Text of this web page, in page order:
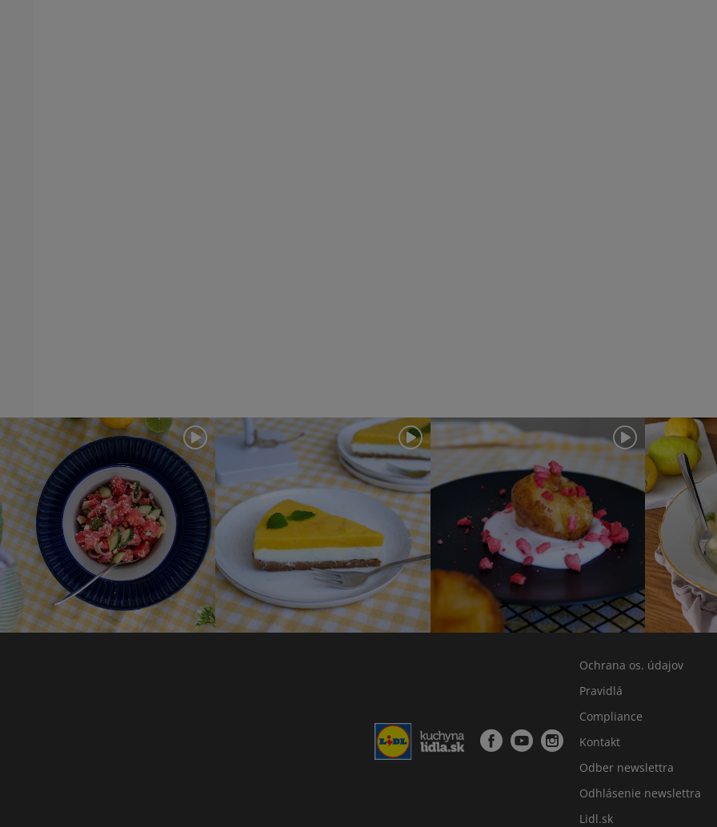
Ochrana os. údajov
Pravidlá
Compliance
Kontakt
Odber newslettra
Odhlásenie newslettra
Lidl.sk